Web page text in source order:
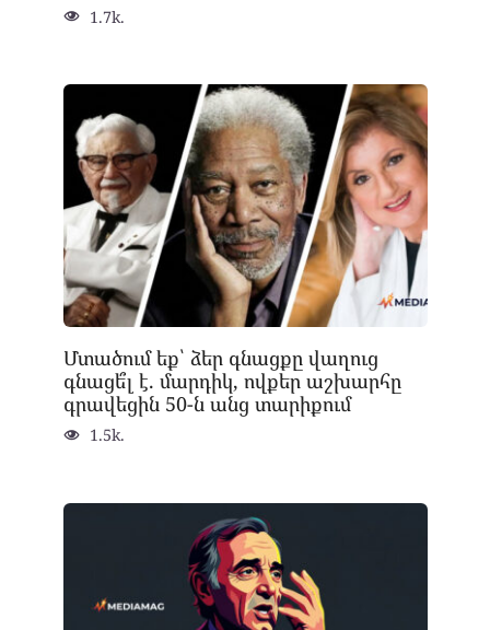
1.7k.
Մտածում եք՝ ձեր գնացքը վաղուց
գնացե՞լ է. մարդիկ, ովքեր աշխարհը
գրավեցին 50-ն անց տարիքում
1.5k.